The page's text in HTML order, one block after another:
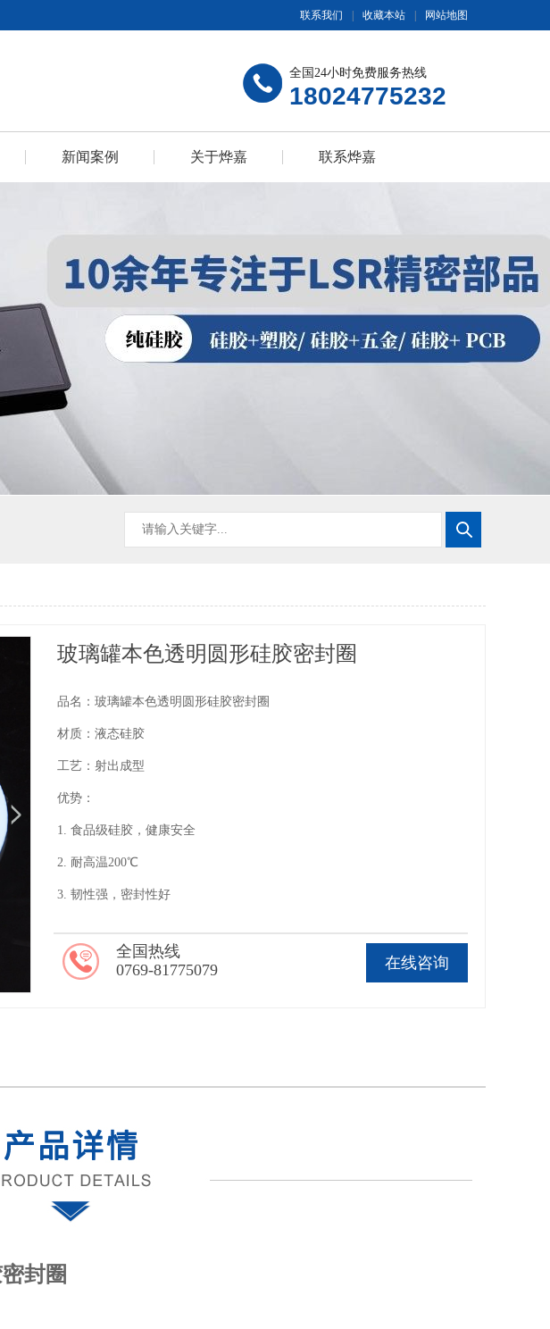
联系我们 收藏本站 网站地图
全国24小时免费服务热线
18024775232
新闻案例 关于烨嘉 联系烨嘉
玻璃罐本色透明圆形硅胶密封圈
品名：玻璃罐本色透明圆形硅胶密封圈
材质：液态硅胶
工艺：射出成型
优势：
1. 食品级硅胶，健康安全
2. 耐高温200℃
3. 韧性强，密封性好
在线咨询
全国热线
0769-81775079
封圈